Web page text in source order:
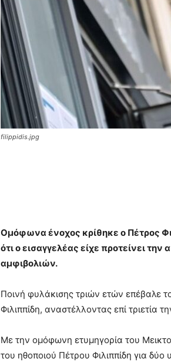
filippidis.jpg
Ομόφωνα ένοχος κρίθηκε ο Πέτρος
ότι ο εισαγγελέας είχε προτείνει
αμφιβολιών.
Ποινή φυλάκισης τριών ετών επέβαλε
Φιλιππίδη, αναστέλλοντας επί τριετία
Με την ομόφωνη ετυμηγορία του
του ηθοποιού Πέτρου Φιλιππίδη για